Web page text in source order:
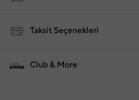
Taksit Seçenekleri
Club & More